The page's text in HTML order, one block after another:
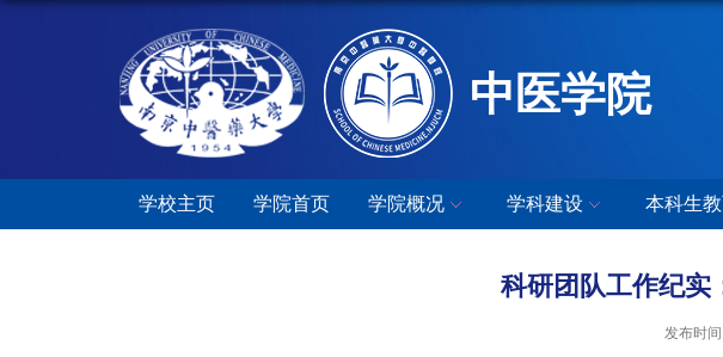
中医学院
学校主页 学院首页 学院概况 学科建设 本科生
科研团队工作纪实
发布时